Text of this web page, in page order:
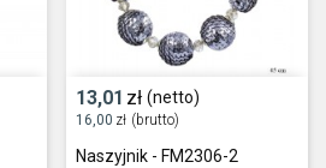
13,01 zł (netto)
16,00 zł (brutto)
Naszyjnik - FM2306-2